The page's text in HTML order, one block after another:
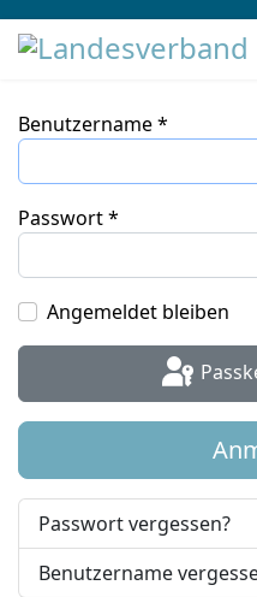
Benutzername*
Passwort*
Angemeldet bleiben
Passwort vergessen?
Benutzername